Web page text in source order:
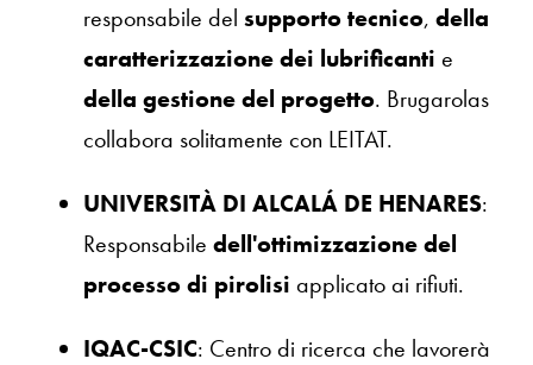
responsabile del supporto tecnico, della
caratterizzazione dei lubrificanti e
della gestione del progetto. Brugarolas
collabora solitamente con LEITAT.
UNIVERSITÀ DI ALCALÁ DE HENARES:
Responsabile dell'ottimizzazione del
processo di pirolisi applicato ai rifiuti.
IQAC-CSIC: Centro di ricerca che lavorerà